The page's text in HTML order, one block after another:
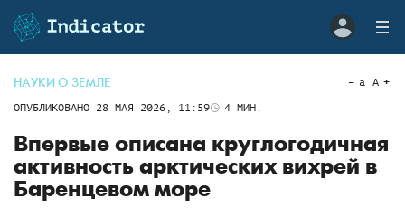
НАУКИ О ЗЕМЛЕ
ОПУБЛИКОВАНО 28 МАЯ 2026, 11:59 4 МИН.
a A
Впервые описана круглогодичная
активность арктических вихрей в
Баренцевом море